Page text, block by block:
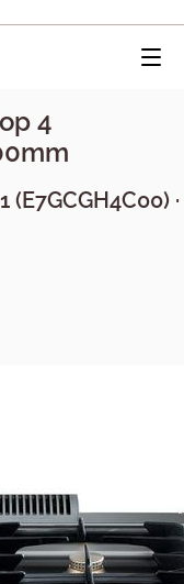
4
(E7GCGH4C00) ·